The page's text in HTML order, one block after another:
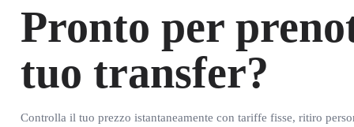
Pronto per
tuo transfer?
Controlla il tuo prezzo istantaneamente con tariffe fisse, ritiro